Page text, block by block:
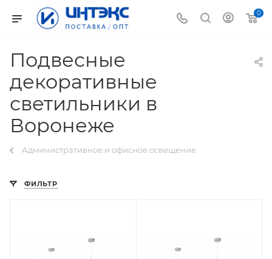
0
Подвесные
декоративные
светильники в
Воронеже
Административное и офисное освещение
ФИЛЬТР